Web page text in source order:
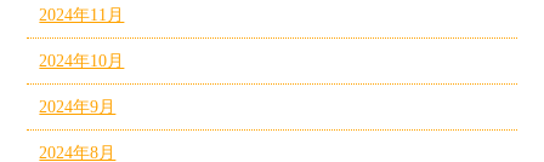
2024年11月
2024年10月
2024年9月
2024年8月